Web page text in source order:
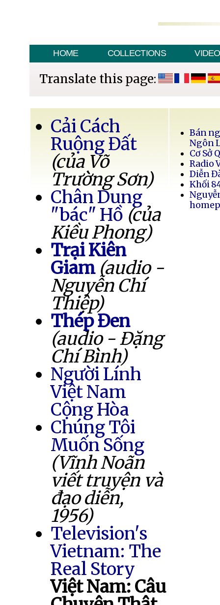
HOME COLLECTIONS VIDEO
Translate this page:
Cải Cách
Ruộng Đất
(của Võ
Trường Sơn)
Chân Dung
"bác" Hồ (của
Kiều Phong)
Trại Kiên
Giam (audio -
Nguyễn Chí
Thiệp)
Thép Đen
(audio - Đặng
Chí Bình)
Người Lính
Việt Nam
Cộng Hòa
Chúng Tôi
Muốn Sống
(Vĩnh Noãn
viết truyện và
đạo diễn,
1956)
Television's
Vietnam: The
Real Story
Việt Nam: Câu
Bán
Ngôn
Cơ Sở
Radio
Diễn
Khối